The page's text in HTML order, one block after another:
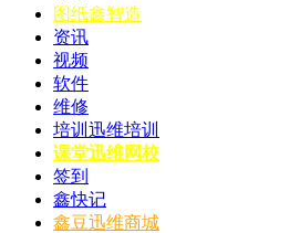
图纸鑫智造
资讯
视频
软件
维修
培训 迅维培训
课堂迅维网校
签到
鑫快记
鑫豆迅维商城